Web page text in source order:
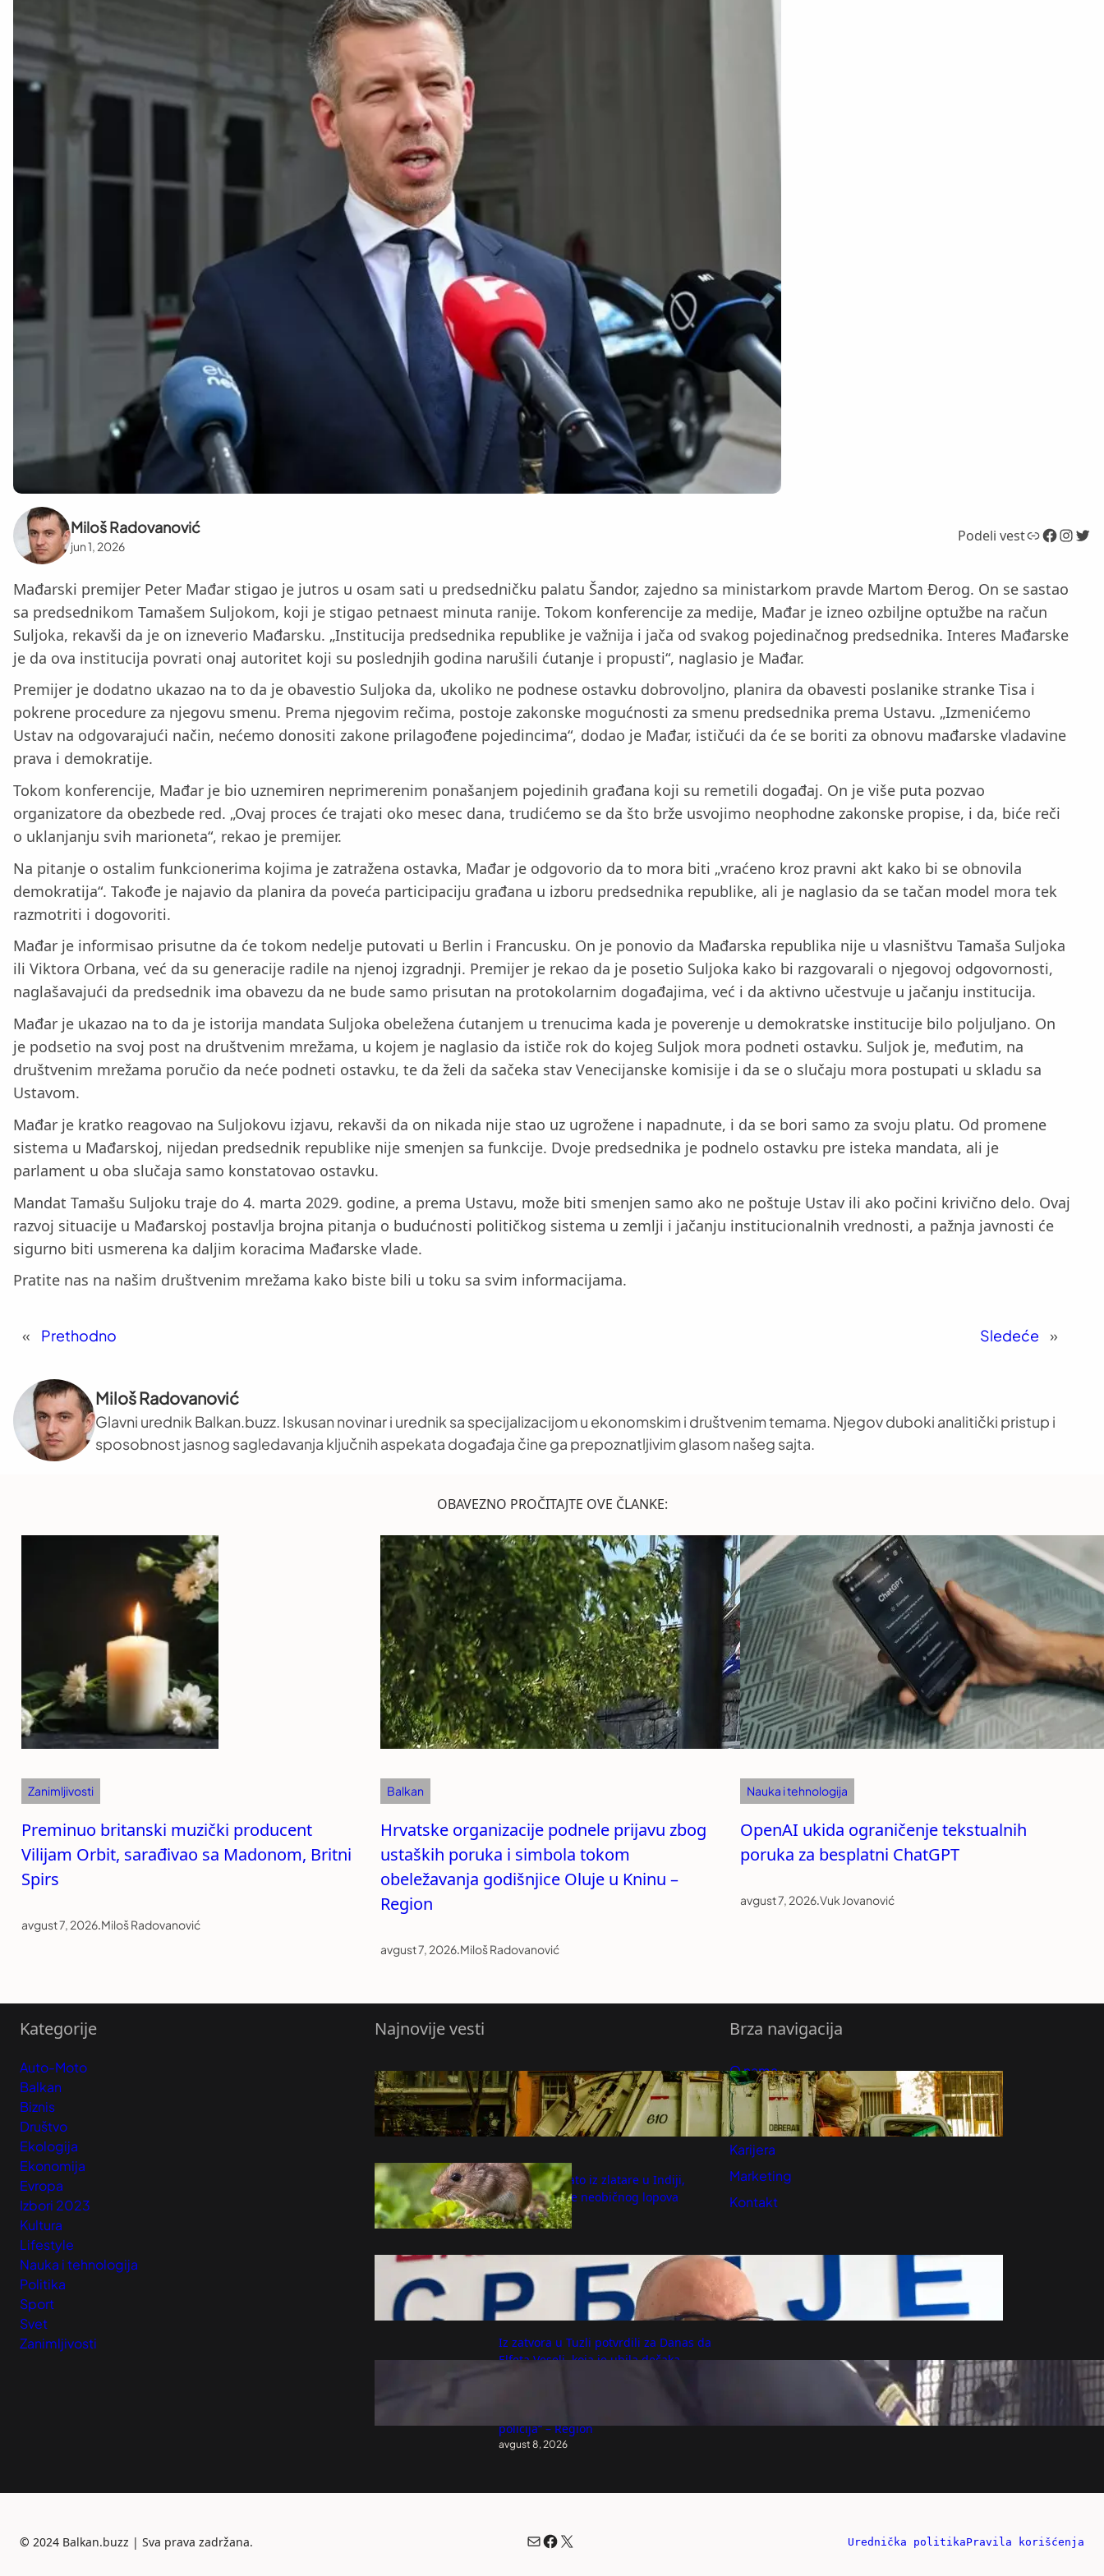
Miloš Radovanović
jun 1, 2026
Podeli vestLink Facebook InstagramTwitter
Mađarski premijer Peter Mađar stigao je jutros u osam sati u predsedničku palatu Šandor, zajedno sa ministarkom pravde Martom Đerog. On se sastao
sa predsednikom Tamašem Suljokom, koji je stigao petnaest minuta ranije. Tokom konferencije za medije, Mađar je izneo ozbiljne optužbe na račun
Suljoka, rekavši da je on izneverio Mađarsku. „Institucija predsednika republike je važnija i jača od svakog pojedinačnog predsednika. Interes Mađarske
je da ova institucija povrati onaj autoritet koji su poslednjih godina narušili ćutanje i propusti“, naglasio je Mađar.
Premijer je dodatno ukazao na to da je obavestio Suljoka da, ukoliko ne podnese ostavku dobrovoljno, planira da obavesti poslanike stranke Tisa i
pokrene procedure za njegovu smenu. Prema njegovim rečima, postoje zakonske mogućnosti za smenu predsednika prema Ustavu. „Izmenićemo
Ustav na odgovarajući način, nećemo donositi zakone prilagođene pojedincima“, dodao je Mađar, ističući da će se boriti za obnovu mađarske vladavine
prava i demokratije.
Tokom konferencije, Mađar je bio uznemiren neprimerenim ponašanjem pojedinih građana koji su remetili događaj. On je više puta pozvao
organizatore da obezbede red. „Ovaj proces će trajati oko mesec dana, trudićemo se da što brže usvojimo neophodne zakonske propise, i da, biće reči
o uklanjanju svih marioneta“, rekao je premijer.
Na pitanje o ostalim funkcionerima kojima je zatražena ostavka, Mađar je odgovorio da to mora biti „vraćeno kroz pravni akt kako bi se obnovila
demokratija“. Takođe je najavio da planira da poveća participaciju građana u izboru predsednika republike, ali je naglasio da se tačan model mora tek
razmotriti i dogovoriti.
Mađar je informisao prisutne da će tokom nedelje putovati u Berlin i Francusku. On je ponovio da Mađarska republika nije u vlasništvu Tamaša Suljoka
ili Viktora Orbana, već da su generacije radile na njenoj izgradnji. Premijer je rekao da je posetio Suljoka kako bi razgovarali o njegovoj odgovornosti,
naglašavajući da predsednik ima obavezu da ne bude samo prisutan na protokolarnim događajima, već i da aktivno učestvuje u jačanju institucija.
Mađar je ukazao na to da je istorija mandata Suljoka obeležena ćutanjem u trenucima kada je poverenje u demokratske institucije bilo poljuljano. On
je podsetio na svoj post na društvenim mrežama, u kojem je naglasio da ističe rok do kojeg Suljok mora podneti ostavku. Suljok je, međutim, na
društvenim mrežama poručio da neće podneti ostavku, te da želi da sačeka stav Venecijanske komisije i da se o slučaju mora postupati u skladu sa
Ustavom.
Mađar je kratko reagovao na Suljokovu izjavu, rekavši da on nikada nije stao uz ugrožene i napadnute, i da se bori samo za svoju platu. Od promene
sistema u Mađarskoj, nijedan predsednik republike nije smenjen sa funkcije. Dvoje predsednika je podnelo ostavku pre isteka mandata, ali je
parlament u oba slučaja samo konstatovao ostavku.
Mandat Tamašu Suljoku traje do 4. marta 2029. godine, a prema Ustavu, može biti smenjen samo ako ne poštuje Ustav ili ako počini krivično delo. Ovaj
razvoj situacije u Mađarskoj postavlja brojna pitanja o budućnosti političkog sistema u zemlji i jačanju institucionalnih vrednosti, a pažnja javnosti će
sigurno biti usmerena ka daljim koracima Mađarske vlade.
Pratite nas na našim društvenim mrežama kako biste bili u toku sa svim informacijama.
« Prethodno Sledeće »
Miloš Radovanović
Glavni urednik Balkan.buzz. Iskusan novinar i urednik sa specijalizacijom u ekonomskim i društvenim temama. Njegov duboki analitički pristup i
sposobnost jasnog sagledavanja ključnih aspekata događaja čine ga prepoznatljivim glasom našeg sajta.
OBAVEZNO PROČITAJTE OVE ČLANKE:
Zanimljivosti
Preminuo britanski muzički producent
Vilijam Orbit, sarađivao sa Madonom, Britni
Spirs
avgust 7, 2026.Miloš Radovanović
Balkan
Hrvatske organizacije podnele prijavu zbog
ustaških poruka i simbola tokom
obeležavanja godišnjice Oluje u Kninu –
Region
avgust 7, 2026.Miloš Radovanović
Nauka i tehnologija
OpenAI ukida ograničenje tekstualnih
poruka za besplatni ChatGPT
avgust 7, 2026.Vuk Jovanović
Kategorije
Auto-Moto
Balkan
Biznis
Društvo
Ekologija
Ekonomija
Evropa
Izbori 2023
Kultura
Lifestyle
Nauka i tehnologija
Politika
Sport
Svet
Zanimljivosti
Najnovije vesti
Tiket završio u smeću: Radnici čistoće
krenuli u potragu za milionima
avgust 8, 2026
Miš odneo zlato iz zlatare u Indiji,
kamere otkrile neobičnog lopova
avgust 8, 2026
Šahovski "Meč prijateljstva" održan na
mostu između Zvornika i Malog Zvornika
avgust 8, 2026
Iz zatvora u Tuzli potvrdili za Danas da
Elfeta Veseli, koja je ubila dečaka
policija“ – Region
avgust 8, 2026
Brza navigacija
O nama
Predloži Vest
Pretplatite se na vesti
Karijera
Marketing
Kontakt
© 2024 Balkan.buzz | Sva prava zadržana. Mail
Facebook
X Urednička politikaPravila korišćenja